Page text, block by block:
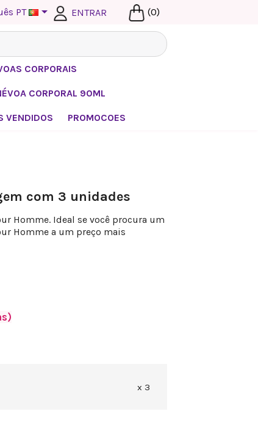
PT  ENTRAR (0)
CORPORAIS
CORPORAL 90ML
VENDIDOS PROMOCOES
com 3 unidades
Homme. Ideal se você procura um
Homme a um preço mais
x 3